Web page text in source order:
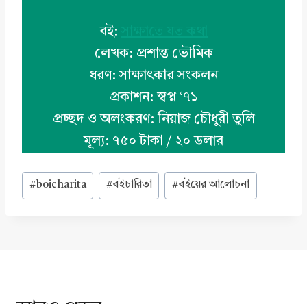
বই:
লেখক: প্রশান্ত ভৌমিক
ধরণ: সাক্ষাৎকার সংকলন
প্রকাশন: স্বপ্ন ‘৭১
প্রচ্ছদ ও অলংকরণ: নিয়াজ চৌধুরী তুলি
মূল্য: ৭৫০ টাকা / ২০ ডলার
Post
Tags:
#boicharita #বইচারিতা #বইয়ের আলোচনা